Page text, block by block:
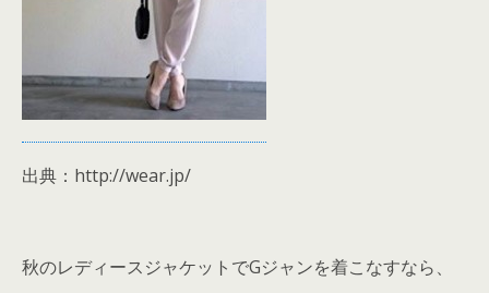
出典：http://wear.jp/
秋のレディースジャケットでGジャンを着こなすなら、